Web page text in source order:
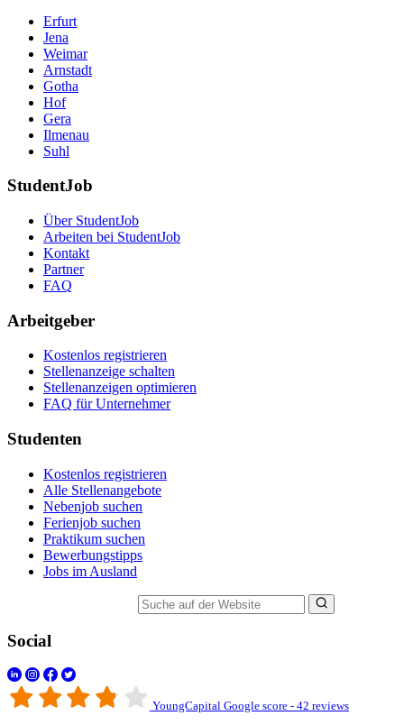
Erfurt
Jena
Weimar
Arnstadt
Gotha
Hof
Gera
Ilmenau
Suhl
StudentJob
Über StudentJob
Arbeiten bei StudentJob
Kontakt
Partner
FAQ
Arbeitgeber
Kostenlos registrieren
Stellenanzeige schalten
Stellenanzeigen optimieren
FAQ für Unternehmer
Studenten
Kostenlos registrieren
Alle Stellenangebote
Nebenjob suchen
Ferienjob suchen
Praktikum suchen
Bewerbungstipps
Jobs im Ausland
Social
YoungCapital Google score - 42 reviews